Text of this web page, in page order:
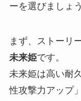
ーを選びましょう
まず、ストーリ
未来姫です。
未来姫は高い耐
性攻撃力アップ